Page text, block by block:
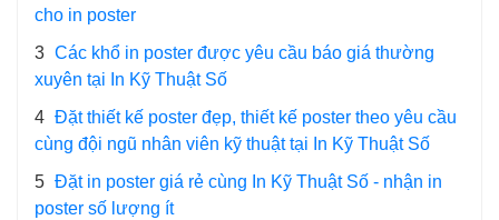
cho in poster
3 Các khổ in poster được yêu cầu báo giá thường
xuyên tại In Kỹ Thuật Số
4 Đặt thiết kế poster đẹp, thiết kế poster theo yêu cầu
cùng đội ngũ nhân viên kỹ thuật tại In Kỹ Thuật Số
5 Đặt in poster giá rẻ cùng In Kỹ Thuật Số - nhận in
poster số lượng ít